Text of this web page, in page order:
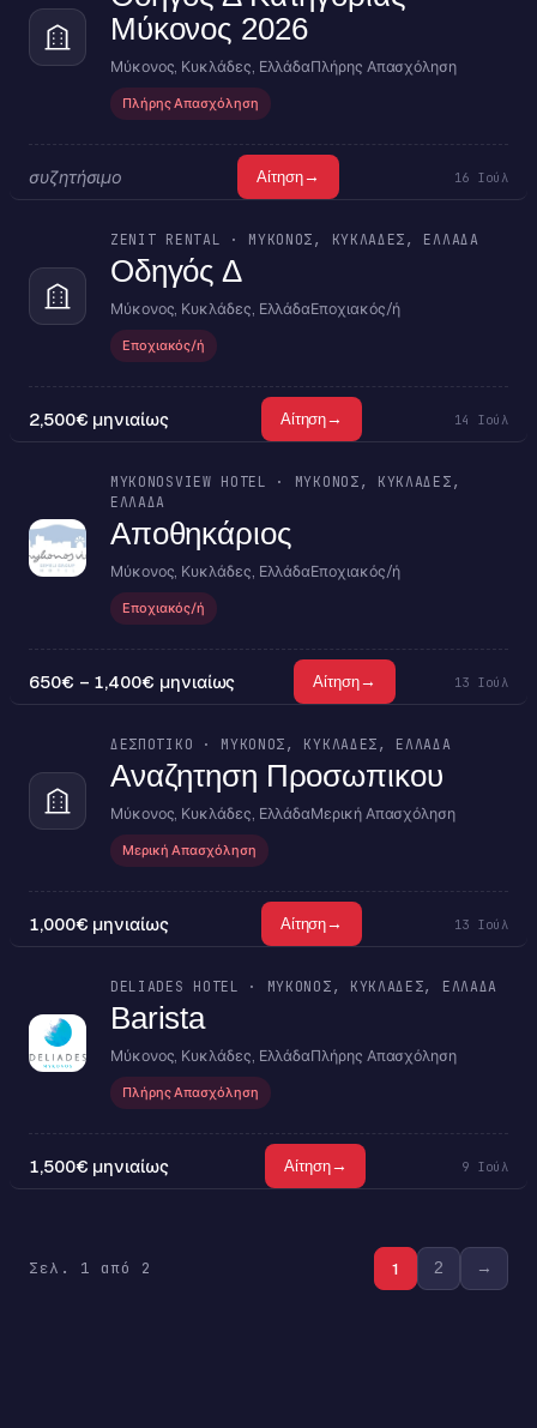
Μύκονος 2026
Μύκονος, Κυκλάδες, ΕλλάδαΠλήρης Απασχόληση
Πλήρης Απασχόληση
συζητήσιμο Αίτηση→ 16 Ιούλ
ZENIT RENTAL · ΜΎΚΟΝΟΣ, ΚΥΚΛΆΔΕΣ, ΕΛΛΆΔΑ
Οδηγός Δ
Μύκονος, Κυκλάδες, ΕλλάδαΕποχιακός/ή
Εποχιακός/ή
2,500€ μηνιαίως Αίτηση→ 14 Ιούλ
MYKONOSVIEW HOTEL · ΜΎΚΟΝΟΣ, ΚΥΚΛΆΔΕΣ,
ΕΛΛΆΔΑ
Αποθηκάριος
Μύκονος, Κυκλάδες, ΕλλάδαΕποχιακός/ή
Εποχιακός/ή
650€ – 1,400€ μηνιαίως Αίτηση→ 13 Ιούλ
ΔΕΣΠΟΤΙΚΟ · ΜΎΚΟΝΟΣ, ΚΥΚΛΆΔΕΣ, ΕΛΛΆΔΑ
Αναζητηση Προσωπικου
Μύκονος, Κυκλάδες, ΕλλάδαΜερική Απασχόληση
Μερική Απασχόληση
1,000€ μηνιαίως Αίτηση→ 13 Ιούλ
DELIADES HOTEL · ΜΎΚΟΝΟΣ, ΚΥΚΛΆΔΕΣ, ΕΛΛΆΔΑ
Barista
Μύκονος, Κυκλάδες, ΕλλάδαΠλήρης Απασχόληση
Πλήρης Απασχόληση
1,500€ μηνιαίως Αίτηση→ 9 Ιούλ
Σελ. 1 από 2 1 2 →